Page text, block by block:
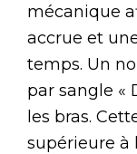
mécanique
accrue et
temps. Un
par sangle «
les bras.
supérieure à